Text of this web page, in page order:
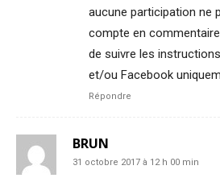
aucune participation ne
compte en
de suivre les
et/ou Facebook
Répondre
BRUN
31 octobre 2017 à 12 h 00 min